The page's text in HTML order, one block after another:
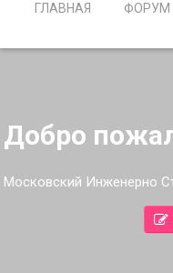
ГЛАВНАЯ ФОРУМ
Добро
Московский Инженерно